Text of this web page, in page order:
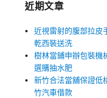
近期文章
近視雷射的腹部拉皮
乾西裝送洗
樹林當鋪申辦包裝機
選購抽水肥
新竹合法當舖保證低
竹汽車借款